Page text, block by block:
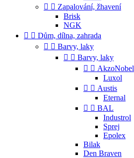
  Zapalování, žhavení
Brisk
NGK
  Dům, dílna, zahrada
  Barvy, laky
  Barvy, laky
  AkzoNobel
Luxol
  Austis
Eternal
  BAL
Industrol
Sprej
Epolex
Bilak
Den Braven